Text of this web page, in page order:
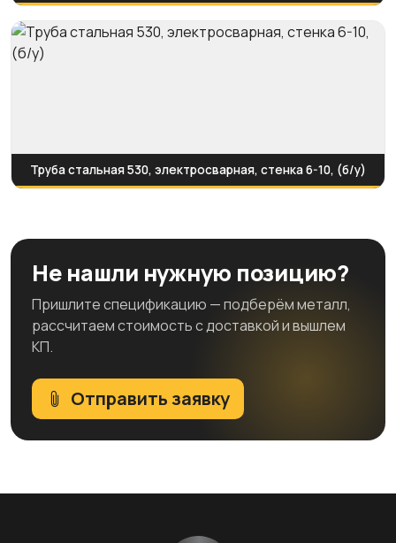
Труба стальная 530, электросварная, стенка 6-10, (б/у)
Не нашли нужную позицию?
Пришлите спецификацию — подберём металл,
рассчитаем стоимость с доставкой и вышлем
КП.
Отправить заявку